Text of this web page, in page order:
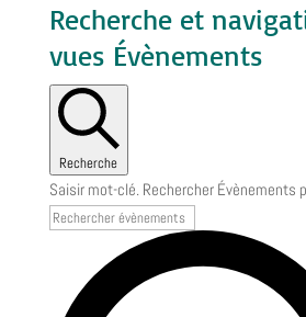
Recherche et
vues Évènements
Recherche
Saisir mot-clé. Rechercher Évènements